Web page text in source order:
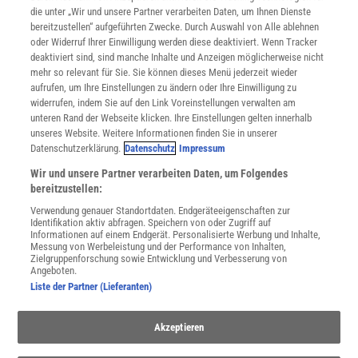
Mediadaten
Datenschutz
Nutzungsbedingungen
Cookie-Einstellungen
Utiq verwalten
Nutzungsbasierte Onlinewerbung
Alle Artikel
Impressum
Angebote für Schulen
Angebote für Institutionen
Sprachen lernen mit Gymglish
Lexika
Für Spektrum schreiben
Zugänglichkeitserklärung
WEBSEITEN
KielSCN
Wissenschaft in die Schulen
SciLogs
die unter „Wir und unsere Partner verarbeiten Daten, um Ihnen Dienste
bereitzustellen“ aufgeführten Zwecke. Durch Auswahl von Alle ablehnen
oder Widerruf Ihrer Einwilligung werden diese deaktiviert. Wenn Tracker
deaktiviert sind, sind manche Inhalte und Anzeigen möglicherweise nicht
mehr so relevant für Sie. Sie können dieses Menü jederzeit wieder
aufrufen, um Ihre Einstellungen zu ändern oder Ihre Einwilligung zu
widerrufen, indem Sie auf den Link Voreinstellungen verwalten am
unteren Rand der Webseite klicken. Ihre Einstellungen gelten innerhalb
unseres Website. Weitere Informationen finden Sie in unserer
Datenschutzerklärung. Datenschutz Impressum
Wir und unsere Partner verarbeiten Daten, um Folgendes
bereitzustellen:
Verwendung genauer Standortdaten. Endgeräteeigenschaften zur
Identifikation aktiv abfragen. Speichern von oder Zugriff auf
Informationen auf einem Endgerät. Personalisierte Werbung und Inhalte,
Messung von Werbeleistung und der Performance von Inhalten,
Zielgruppenforschung sowie Entwicklung und Verbesserung von
Angeboten.
Liste der Partner (Lieferanten)
Akzeptieren